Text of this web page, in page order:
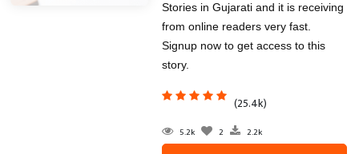
Stories in Gujarati and it is receiving
from online readers very fast.
Signup now to get access to this
story.
(25.4k)
5.2k 2 2.2k